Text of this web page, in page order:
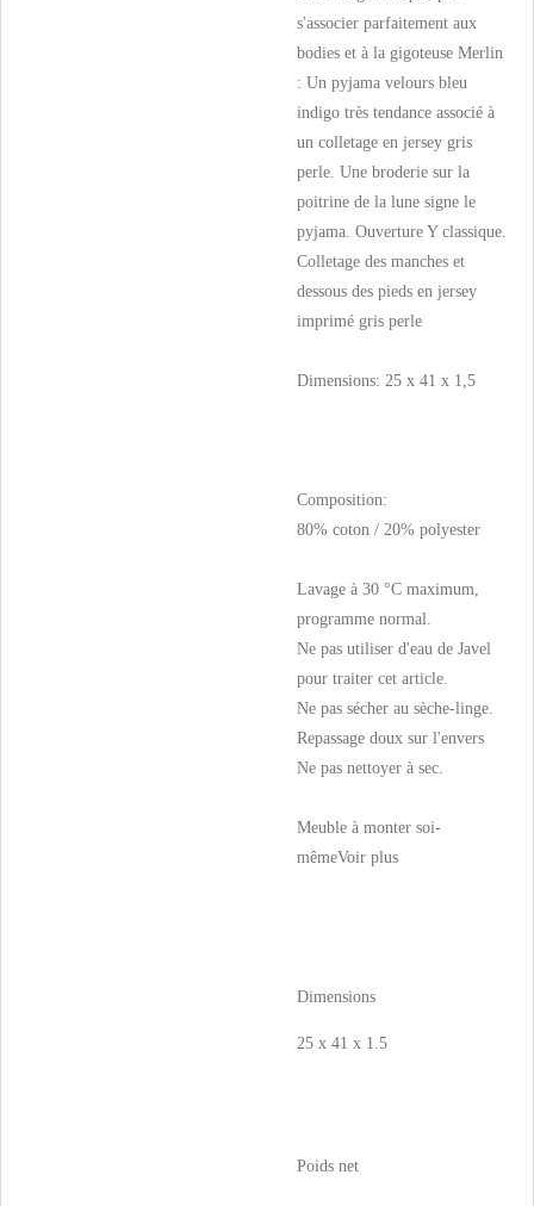
s'associer parfaitement aux
bodies et à la gigoteuse Merlin
: Un pyjama velours bleu
indigo très tendance associé à
un colletage en jersey gris
perle. Une broderie sur la
poitrine de la lune signe le
pyjama. Ouverture Y classique.
Colletage des manches et
dessous des pieds en jersey
imprimé gris perle
Dimensions: 25 x 41 x 1,5
Composition:
80% coton / 20% polyester
Lavage à 30 °C maximum,
programme normal.
Ne pas utiliser d'eau de Javel
pour traiter cet article.
Ne pas sécher au sèche-linge.
Repassage doux sur l'envers
Ne pas nettoyer à sec.
Meuble à monter soi-
mêmeVoir plus
Dimensions
25 x 41 x 1.5
Poids net